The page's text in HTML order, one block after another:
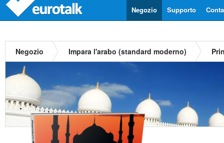
Supporto
Negozio
Negozio Impara l'arabo (standard moderno)